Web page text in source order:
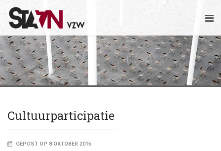
Cultuurparticipatie
GEPOST OP 8 OKTOBER 2015